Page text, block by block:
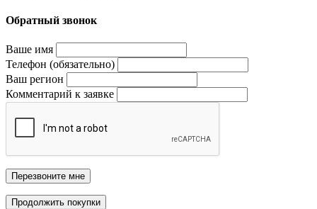
Обратный звонок
Ваше имя
Телефон (обязательно)
Ваш регион
Комментарий к заявке
Перезвоните мне
Продолжить покупки